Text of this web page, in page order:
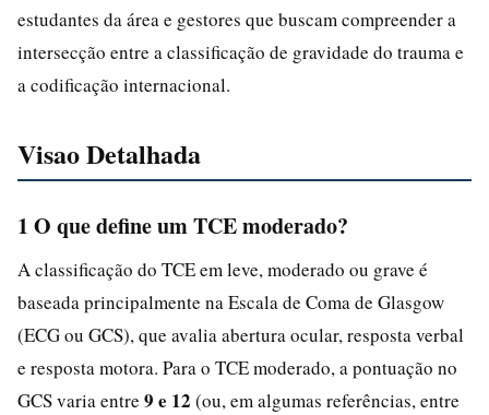
estudantes da área e gestores que buscam compreender a
intersecção entre a classificação de gravidade do trauma e
a codificação internacional.
Visao Detalhada
1 O que define um TCE moderado?
A classificação do TCE em leve, moderado ou grave é
baseada principalmente na Escala de Coma de Glasgow
(ECG ou GCS), que avalia abertura ocular, resposta verbal
e resposta motora. Para o TCE moderado, a pontuação no
GCS varia entre 9 e 12 (ou, em algumas referências, entre